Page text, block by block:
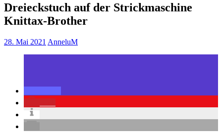
Dreieckstuch auf der Strickmaschine
Knittax-Brother
28. Mai 2021 AnneluM